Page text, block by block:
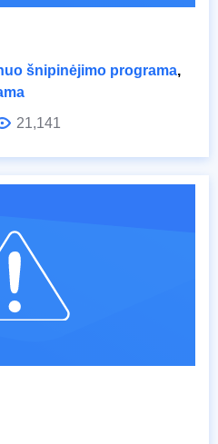
šnipinėjimo programa,
21,141